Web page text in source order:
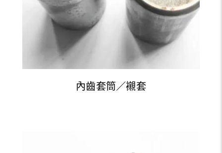
內齒套筒／襯套